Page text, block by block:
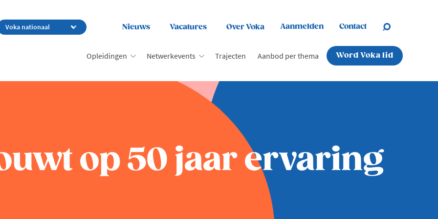
Nieuws Vacatures Over Voka Aanmelden Contact
Opleidingen Netwerkevents Trajecten Aanbod per thema Word Voka lid
op 50 jaar ervaring